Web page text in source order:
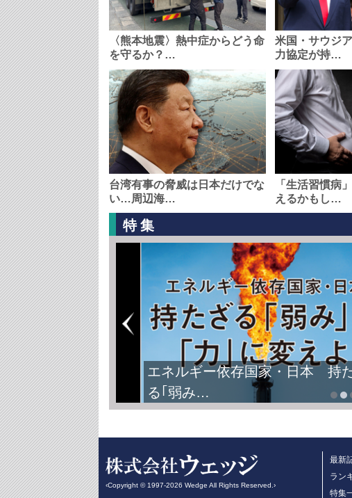
〈熊本地震〉熱中症からどう命
を守るか？…
米国・サウジ
力協定が持…
台湾有事の脅威は日本だけでな
い…周辺海…
「生活習慣病
えるかもし…
特集
エネルギー依存国家・日本 持
る｢弱み…
‹Copyright © 1997-2026 Wedge All Rights Reserved.›
最新
ラン
特集